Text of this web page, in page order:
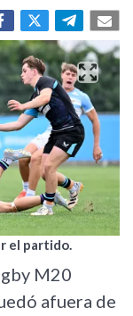
el partido.
M20
afuera de